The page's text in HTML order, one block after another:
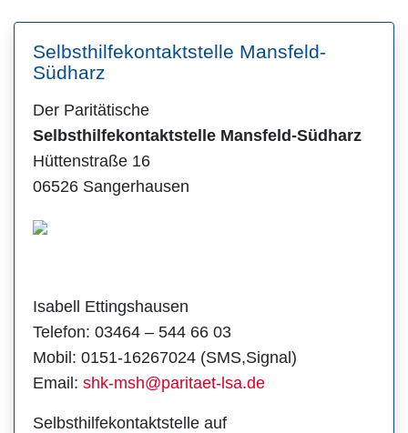
Selbsthilfekontaktstelle Mansfeld-
Südharz
Der Paritätische
Selbsthilfekontaktstelle Mansfeld-Südharz
Hüttenstraße 16
06526 Sangerhausen
Isabell Ettingshausen
Telefon: 03464 – 544 66 03
Mobil: 0151-16267024 (SMS,Signal)
Email: shk-msh@paritaet-lsa.de
Selbsthilfekontaktstelle auf